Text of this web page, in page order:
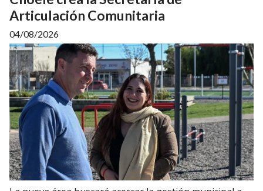
Articulación Comunitaria
04/08/2026